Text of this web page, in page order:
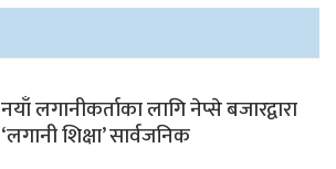
नयाँ लगानीकर्ताका लागि नेप्से बजारद्वारा
‘लगानी शिक्षा’ सार्वजनिक